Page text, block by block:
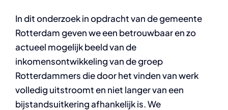
In dit onderzoek in opdracht van de gemeente
Rotterdam geven we een betrouwbaar en zo
actueel mogelijk beeld van de
inkomensontwikkeling van de groep
Rotterdammers die door het vinden van werk
volledig uitstroomt en niet langer van een
bijstandsuitkering afhankelijk is. We